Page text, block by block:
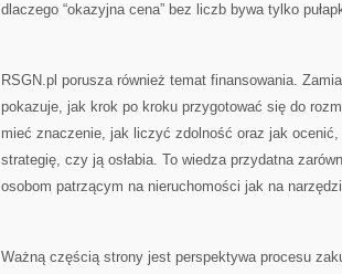
dlaczego “okazyjna cena” bez liczb bywa tylko
RSGN.pl porusza również temat finansowania.
pokazuje, jak krok po kroku przygotować się do
mieć znaczenie, jak liczyć zdolność oraz jak
strategię, czy ją osłabia. To wiedza przydatna
osobom patrzącym na nieruchomości jak na
Ważną częścią strony jest perspektywa procesu